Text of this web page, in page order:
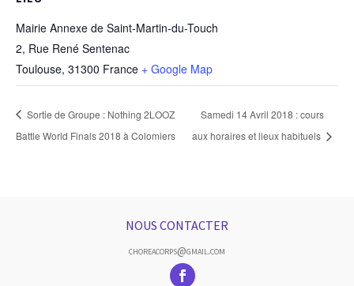
Mairie Annexe de Saint-Martin-du-Touch
2, Rue René Sentenac
Toulouse, 31300 France + Google Map
Sortie de Groupe : Nothing 2LOOZ
Battle World Finals 2018 à Colomiers
Samedi 14 Avril 2018 : cours
aux horaires et lieux habituels
NOUS CONTACTER
choreacorps@gmail.com